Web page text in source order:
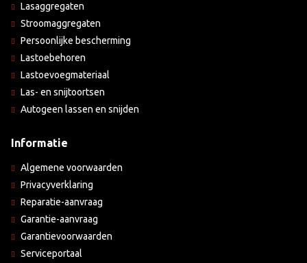
Lasaggregaten
Stroomaggregaten
Persoonlijke bescherming
Lastoebehoren
Lastoevoegmateriaal
Las- en snijtoortsen
Autogeen lassen en snijden
Informatie
Algemene voorwaarden
Privacyverklaring
Reparatie-aanvraag
Garantie-aanvraag
Garantievoorwaarden
Serviceportaal